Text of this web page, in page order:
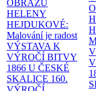
OBRAZŮ
HELENY
HEJDUKOVÉ:
Malování je radost
VÝSTAVA K
VÝROČÍ BITVY
1866 U ČESKÉ
SKALICE 160.